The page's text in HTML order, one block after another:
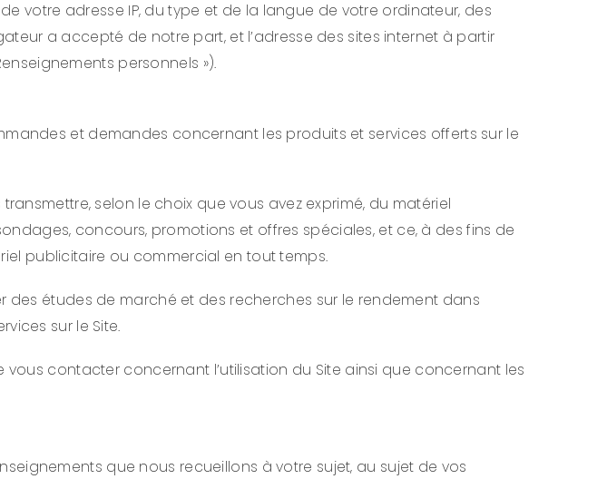
votre adresse IP, du type et de la langue de votre ordinateur, des
a accepté de notre part, et l’adresse des sites internet à partir
personnels »).
et demandes concernant les produits et services offerts sur le
selon le choix que vous avez exprimé, du matériel
concours, promotions et offres spéciales, et ce, à des fins de
publicitaire ou commercial en tout temps.
des études de marché et des recherches sur le rendement dans
sur le Site.
contacter concernant l’utilisation du Site ainsi que concernant les
que nous recueillons à votre sujet, au sujet de vos